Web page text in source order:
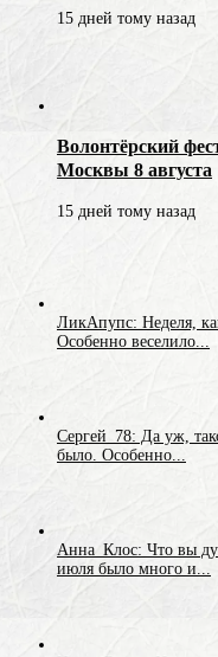
15 дней тому назад
Волонтёрский
Москвы 8 августа
15 дней тому назад
ЛикАпупс: Неделя,
Особенно веселило...
Сергей_78: Да уж,
было. Особенно...
Анна_Клос: Что вы
июля было много и...